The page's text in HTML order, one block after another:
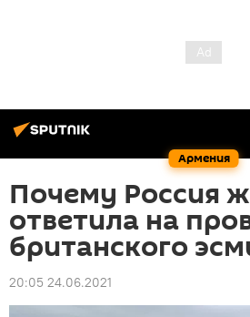
Армения
Почему Россия
ответила на
британского
20:05 24.06.2021